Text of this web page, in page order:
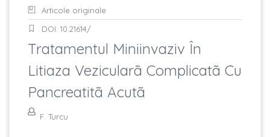
Articole originale
DOI: 10.21614/
Tratamentul Miniinvaziv În
Litiaza Vezicularã Complicatã Cu
Pancreatitã Acutã
F. Turcu